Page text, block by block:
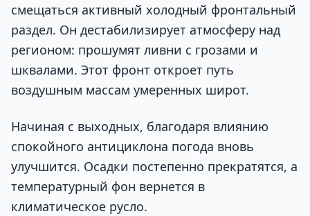
смещаться активный холодный фронтальный
раздел. Он дестабилизирует атмосферу над
регионом: прошумят ливни с грозами и
шквалами. Этот фронт откроет путь
воздушным массам умеренных широт.
Начиная с выходных, благодаря влиянию
спокойного антициклона погода вновь
улучшится. Осадки постепенно прекратятся, а
температурный фон вернется в
климатическое русло.